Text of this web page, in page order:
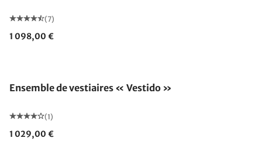
(7)
1 098,00 €
Ensemble de vestiaires « Vestido »
(1)
1 029,00 €